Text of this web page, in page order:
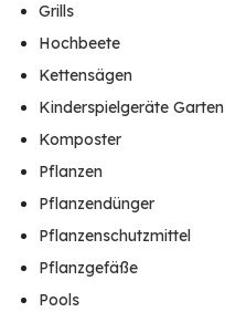
Grills
Hochbeete
Kettensägen
Kinderspielgeräte Garten
Komposter
Pflanzen
Pflanzendünger
Pflanzenschutzmittel
Pflanzgefäße
Pools